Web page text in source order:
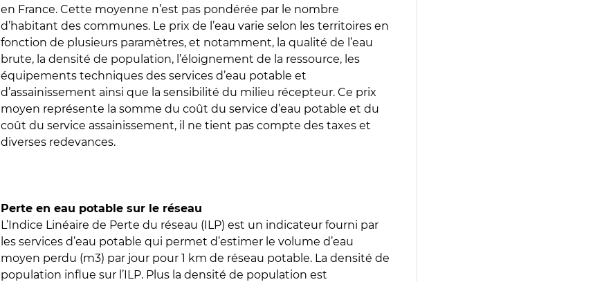
en France. Cette moyenne n’est pas pondérée par le nombre
d’habitant des communes. Le prix de l’eau varie selon les territoires en
fonction de plusieurs paramètres, et notamment, la qualité de l’eau
brute, la densité de population, l’éloignement de la ressource, les
équipements techniques des services d’eau potable et
d’assainissement ainsi que la sensibilité du milieu récepteur. Ce prix
moyen représente la somme du coût du service d’eau potable et du
coût du service assainissement, il ne tient pas compte des taxes et
diverses redevances.
Perte en eau potable sur le réseau
L’Indice Linéaire de Perte du réseau (ILP) est un indicateur fourni par
les services d’eau potable qui permet d’estimer le volume d’eau
moyen perdu (m3) par jour pour 1 km de réseau potable. La densité de
population influe sur l’ILP. Plus la densité de population est